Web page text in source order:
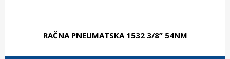
RAČNA PNEUMATSKA 1532 3/8” 54NM